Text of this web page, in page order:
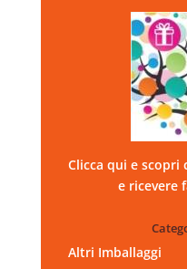
Clicca qui e scopri
e ricevere
Altri Imballaggi